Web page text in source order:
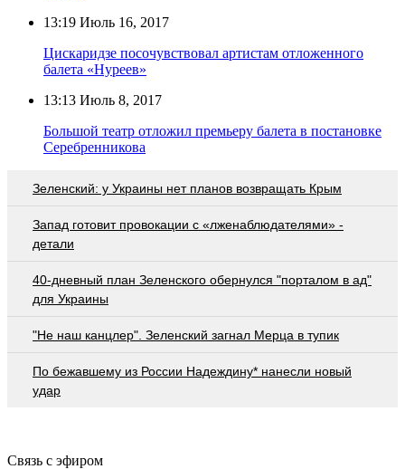
13:19 Июль 16, 2017
Цискаридзе посочувствовал артистам отложенного
балета «Нуреев»
13:13 Июль 8, 2017
Большой театр отложил премьеру балета в постановке
Серебренникова
Зеленский: у Украины нет планов возвращать Крым
Запад готовит провокации с «лженаблюдателями» -
детали
40-дневный план Зеленского обернулся "порталом в ад"
для Украины
"Не наш канцлер". Зеленский загнал Мерца в тупик
По бежавшему из России Надеждину* нанесли новый
удар
Связь с эфиром